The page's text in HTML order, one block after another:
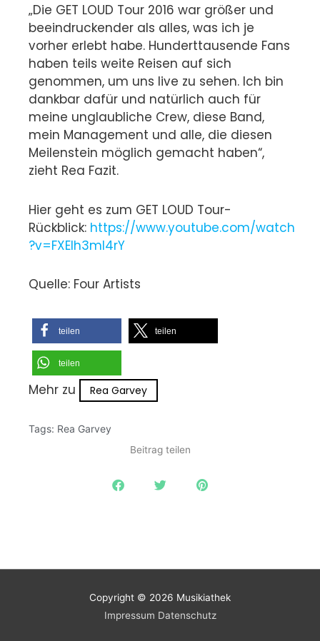
„Die GET LOUD Tour 2016 war größer und
beeindruckender als alles, was ich je
vorher erlebt habe. Hunderttausende Fans
haben teils weite Reisen auf sich
genommen, um uns live zu sehen. Ich bin
dankbar dafür und natürlich auch für
meine unglaubliche Crew, diese Band,
mein Management und alle, die diesen
Meilenstein möglich gemacht haben“,
zieht Rea Fazit.
Hier geht es zum GET LOUD Tour-
Rückblick: https://www.youtube.com/watch
?v=FXEIh3ml4rY
Quelle: Four Artists
teilen teilen
teilen
Mehr zu Rea Garvey
Tags: Rea Garvey
Beitrag teilen
Copyright © 2026 Musikiathek
Impressum Datenschutz